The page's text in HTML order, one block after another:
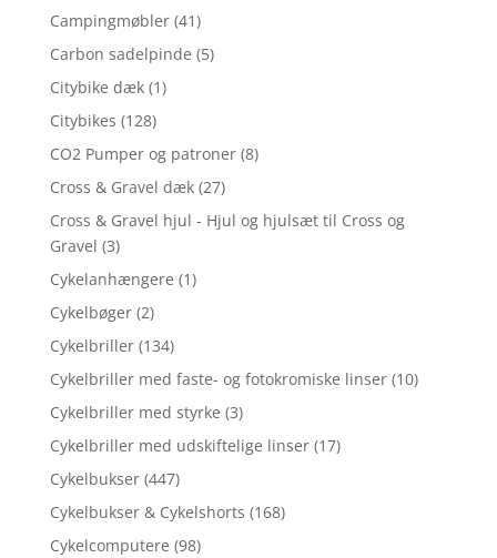
Campingmøbler (41)
Carbon sadelpinde (5)
Citybike dæk (1)
Citybikes (128)
CO2 Pumper og patroner (8)
Cross & Gravel dæk (27)
Cross & Gravel hjul - Hjul og hjulsæt til Cross og
Gravel (3)
Cykelanhængere (1)
Cykelbøger (2)
Cykelbriller (134)
Cykelbriller med faste- og fotokromiske linser (10)
Cykelbriller med styrke (3)
Cykelbriller med udskiftelige linser (17)
Cykelbukser (447)
Cykelbukser & Cykelshorts (168)
Cykelcomputere (98)